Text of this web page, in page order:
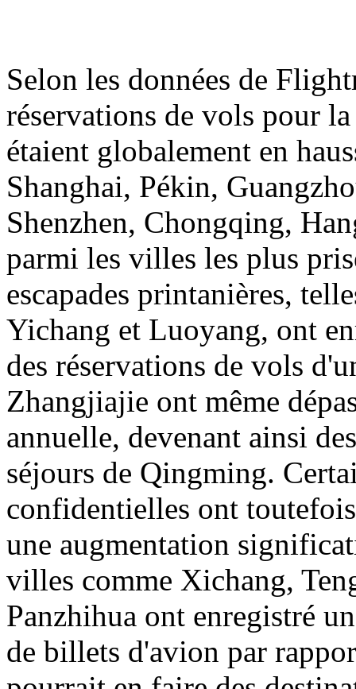
Selon les données de
réservations de vols pour
étaient globalement en
Shanghai, Pékin,
Shenzhen, Chongqing,
parmi les villes les plus
escapades printanières,
Yichang et Luoyang, ont
des réservations de vols
Zhangjiajie ont même
annuelle, devenant ainsi
séjours de Qingming.
confidentielles ont
une augmentation
villes comme Xichang,
Panzhihua ont enregistré
de billets d'avion par